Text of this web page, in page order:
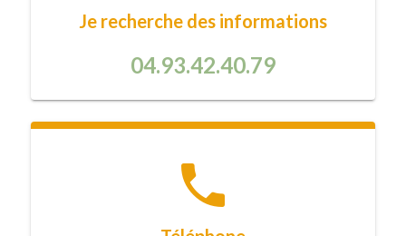
Je recherche des informations
04.93.42.40.79
phone